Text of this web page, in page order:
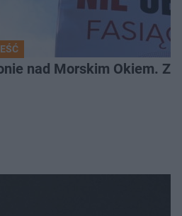
nad Morskim Okiem.